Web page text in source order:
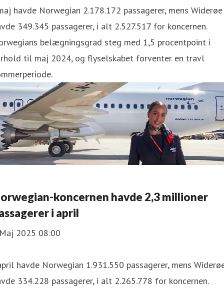
havde Norwegian 2.178.172 passagerer, mens Widerøe
349.345 passagerer, i alt 2.527.517 for koncernen.
belægningsgrad steg med 1,5 procentpoint i
til maj 2024, og flyselskabet forventer en travl
koncernen havde 2,3 millioner
i april
2025 08:00
havde Norwegian 1.931.550 passagerer, mens
334.228 passagerer, i alt 2.265.778 for koncernen.